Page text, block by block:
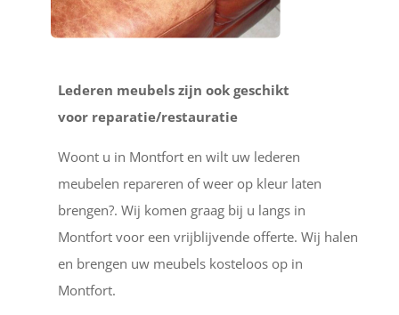
Lederen meubels zijn ook geschikt
voor reparatie/restauratie
Woont u in Montfort en wilt uw lederen
meubelen repareren of weer op kleur laten
brengen?. Wij komen graag bij u langs in
Montfort voor een vrijblijvende offerte. Wij halen
en brengen uw meubels kosteloos op in
Montfort.